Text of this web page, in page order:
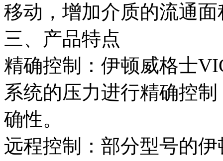
移动，增加介质的流通
三、产品特点
精确控制：伊顿威格士
系统的压力进行精确控
确性。
远程控制：部分型号的